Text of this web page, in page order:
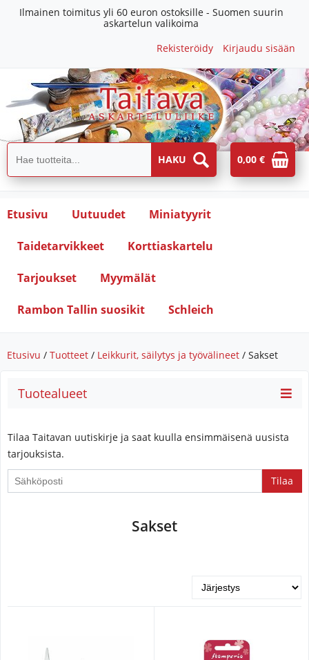
Ilmainen toimitus yli 60 euron ostoksille - Suomen suurin
askartelun valikoima
Rekisteröidy
Kirjaudu sisään
0,00 €
Etusivu Uutuudet Miniatyyrit
Taidetarvikkeet Korttiaskartelu
Tarjoukset Myymälät
Rambon Tallin suosikit Schleich
Etusivu / Tuotteet / Leikkurit, säilytys ja työvälineet / Sakset
Tuotealueet
Tilaa Taitavan uutiskirje ja saat kuulla ensimmäisenä uusista
tarjouksista.
Sakset